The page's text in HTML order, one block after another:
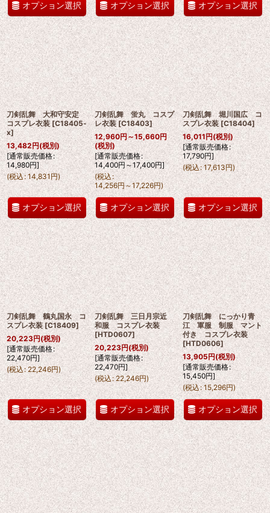
オプション選択 オプション選択 オプション選択
刀剣乱舞 大和守安定
コスプレ衣装 [C18405-
x]
13,482円(税別)
[通常販売価格:
14,980円]
(税込: 14,831円)
オプション選択
刀剣乱舞 蛍丸 コスプ
レ衣装 [C18403]
12,960円～15,660円
(税別)
[通常販売価格:
14,400円～17,400円]
(税込:
14,256円～17,226円)
オプション選択
刀剣乱舞 堀川国広 コ
スプレ衣装 [C18404]
16,011円(税別)
[通常販売価格:
17,790円]
(税込: 17,613円)
オプション選択
刀剣乱舞 鶴丸国永 コ
スプレ衣装 [C18409]
20,223円(税別)
[通常販売価格:
22,470円]
(税込: 22,246円)
オプション選択
刀剣乱舞 三日月宗近
和服 コスプレ衣装
[HTD0607]
20,223円(税別)
[通常販売価格:
22,470円]
(税込: 22,246円)
オプション選択
刀剣乱舞 にっかり青
江 軍服 制服 マント
付き コスプレ衣装
[HTD0606]
13,905円(税別)
[通常販売価格:
15,450円]
(税込: 15,296円)
オプション選択